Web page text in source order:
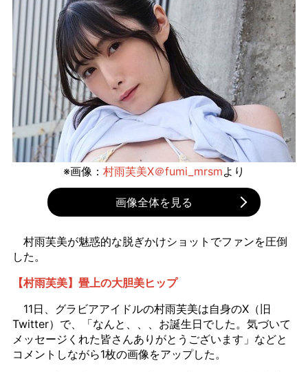
※画像： 村雨芙美X＠fumi_mrsmより
画像全体を見る
村雨芙美が魅惑的な脱ぎかけショットでファンを圧倒
した。
【村雨芙美】畳上の大胆美ヒップ
11日、グラビアアイドルの村雨芙美は自身のX（旧
Twitter）で、「なんと、、、お誕生日でした。気づいて
メッセージくれた皆さんありがとうございます」などと
コメントしながら1枚の画像をアップした。